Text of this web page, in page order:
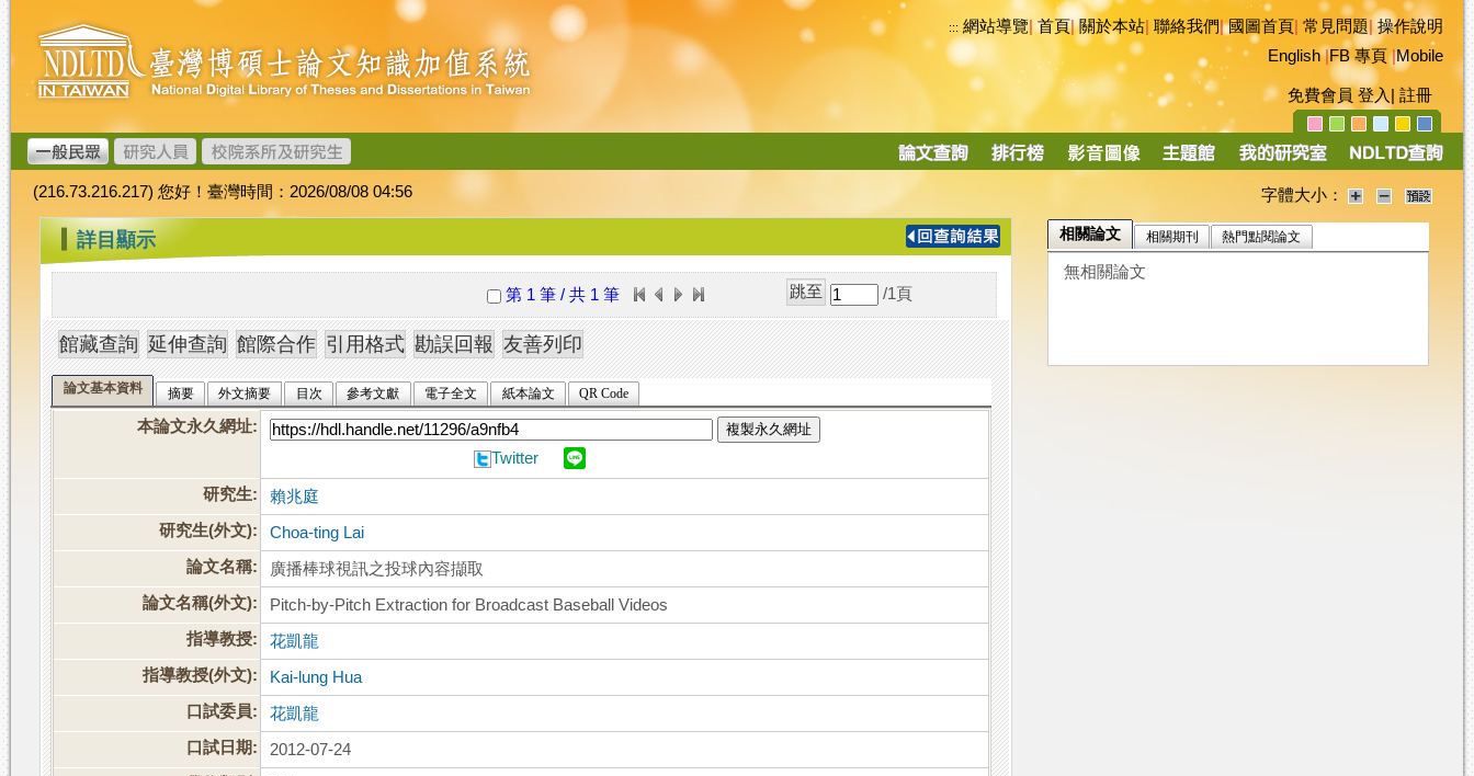
跳
到
主
要
內
容
臺
灣
博
碩
士
論
文
加
值
系
統
::: 網站導覽|首頁|關於本站 聯絡我們|國圖首頁 常見問題|操作說明
English|FB 專頁|Mobile
免費會員 登入 註冊
導
(216.73.216.217) 您好！臺灣時間：2026/08/08 04:56 字體大小：
::: 詳目顯示
第 1 筆 / 共 1 筆 /1 頁
論文基本資料 摘要 外文摘要 目次 參考文獻 電子全文 紙本論文 QR Code
本論文永久網址: 複製永久網址
Twitter
研究生:
賴兆庭
研究生(外文):
Choa-ting Lai
論文名稱:
廣播棒球視訊之投球內容擷取
論文名稱(外文):
Pitch-by-Pitch Extraction for Broadcast Baseball Videos
指導教授:
花凱龍
指導教授(外文):
Kai-lung Hua
口試委員:
花凱龍
口試日期:
2012-07-24
相關論文 相關期刊 熱門點閱論文
無相關論文